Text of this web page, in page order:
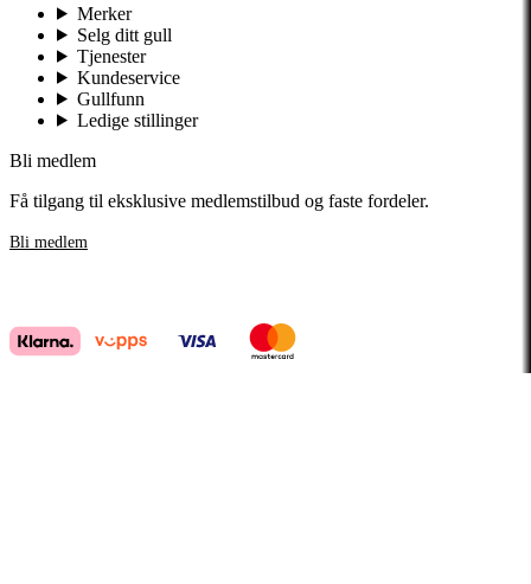
Merker
Selg ditt gull
Tjenester
Kundeservice
Gullfunn
Ledige stillinger
Bli medlem
Få tilgang til eksklusive medlemstilbud og faste fordeler.
Bli medlem